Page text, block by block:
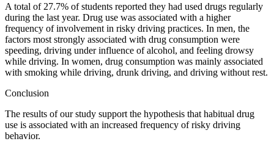
A total of 27.7% of students reported they had used drugs regularly
during the last year. Drug use was associated with a higher
frequency of involvement in risky driving practices. In men, the
factors most strongly associated with drug consumption were
speeding, driving under influence of alcohol, and feeling drowsy
while driving. In women, drug consumption was mainly associated
with smoking while driving, drunk driving, and driving without rest.
Conclusion
The results of our study support the hypothesis that habitual drug
use is associated with an increased frequency of risky driving
behavior.